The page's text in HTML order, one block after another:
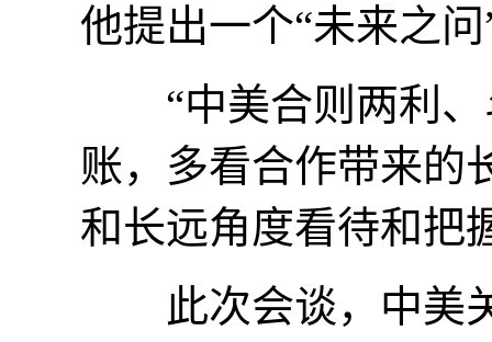
他提出一个“未来之
“中美合则两利、
账，多看合作带来
和长远角度看待和把
此次会谈，中美关